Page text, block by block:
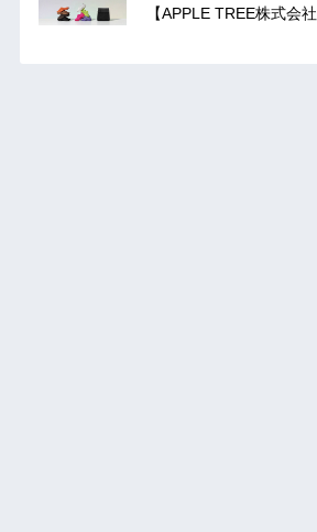
【APPLE TREE株式会社